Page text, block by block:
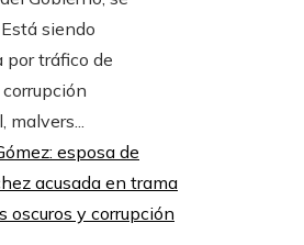
siendo
por tráfico de
malvers...